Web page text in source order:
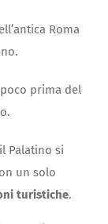
Roma
prima del
Palatino si
un solo
turistiche.